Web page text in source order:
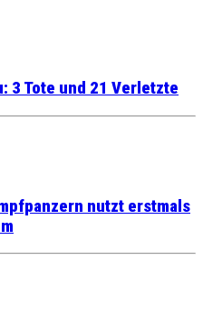
3 Tote und 21 Verletzte
nutzt erstmals